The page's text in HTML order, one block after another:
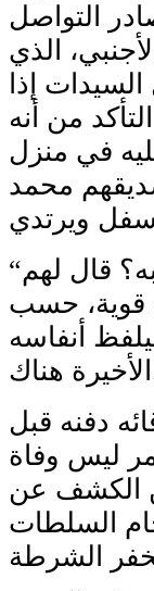
الذي
إذا
من أنه
في منزل
محمد
ويرتدي
“دراعة” فقط ووضعيه مزرية، وحين سألوه ماذا به؟ قال لهم
قوية، حسب
أنفاسه
دفنه قبل
ليس وفاة
الكشف عن
السلطات